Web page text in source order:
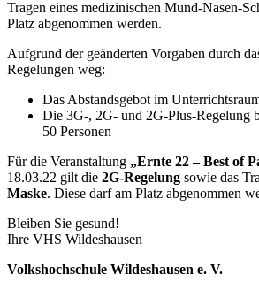
Tragen eines medizinischen Mund-Nasen-
Platz abgenommen werden.
Aufgrund der geänderten Vorgaben durch
Regelungen weg:
Das Abstandsgebot im
Die 3G-, 2G- und 2G-Plus-Regelung
50 Personen
Für die Veranstaltung „Ernte 22 – Best of
18.03.22 gilt die 2G-Regelung sowie das
Maske. Diese darf am Platz abgenommen
Bleiben Sie gesund!
Ihre VHS Wildeshausen
Volkshochschule Wildeshausen e. V.